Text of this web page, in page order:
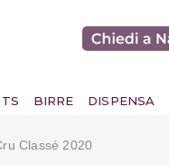
BIRRE DISPENSA
Classé 2020